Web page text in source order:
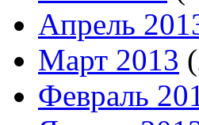
Апрель
Март 2013
Февраль